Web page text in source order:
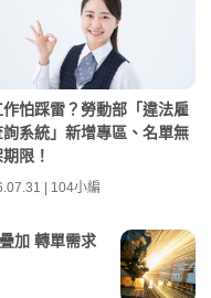
作怕踩雷？勞動部「違法雇
詢系統」新增專區、名單無
限！
| 104小編
加 轉單需求